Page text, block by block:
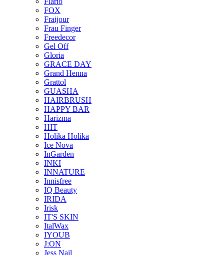
FOX
Fraijour
Frau Finger
Freedecor
Gel Off
Gloria
GRACE DAY
Grand Henna
Grattol
GUASHA
HAIRBRUSH
HAPPY BAR
Harizma
HIT
Holika Holika
Ice Nova
InGarden
INKI
INNATURE
Innisfree
IQ Beauty
IRIDA
Irisk
IT'S SKIN
ItalWax
IYOUB
J:ON
Jess Nail